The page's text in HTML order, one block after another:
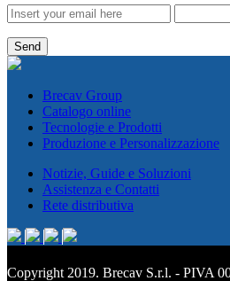
Brecav Group
Catalogo online
Tecnologie e Prodotti
Produzione e Personalizzazione
Notizie, Guide e Soluzioni
Assistenza e Contatti
Rete distributiva
Copyright 2019. Brecav S.r.l. - PIVA